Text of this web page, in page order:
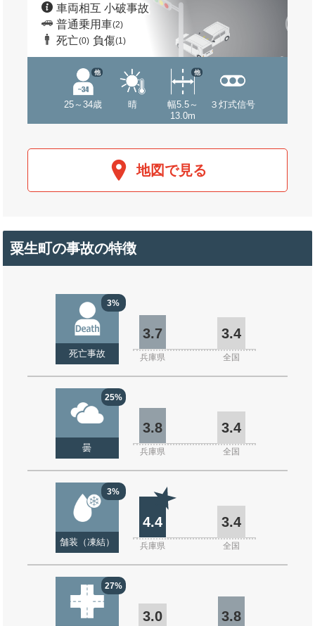
車両相互 小破事故
普通乗用車(2)
死亡(0) 負傷(1)
25～34歳
他
晴
幅5.5～
13.0m
他
３灯式信号
地図で見る
粟生町の事故の特徴
3%
死亡事故
3.7 3.4
兵庫県 全国
25%
曇
3.8 3.4
兵庫県 全国
3%
舗装（凍結）
4.4 3.4
兵庫県 全国
27%
3.0 3.8